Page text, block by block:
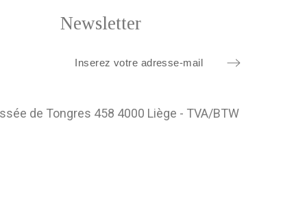
Newsletter
de Tongres 458 4000 Liège - TVA/BTW